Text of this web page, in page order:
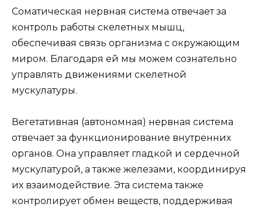
Соматическая нервная система отвечает за
контроль работы скелетных мышц,
обеспечивая связь организма с окружающим
миром. Благодаря ей мы можем сознательно
управлять движениями скелетной
мускулатуры.
Вегетативная (автономная) нервная система
отвечает за функционирование внутренних
органов. Она управляет гладкой и сердечной
мускулатурой, а также железами, координируя
их взаимодействие. Эта система также
контролирует обмен веществ, поддерживая